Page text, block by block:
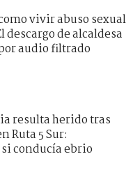
vivir abuso sexual
de alcaldesa
audio filtrado
resulta herido tras
Ruta 5 Sur:
conducía ebrio